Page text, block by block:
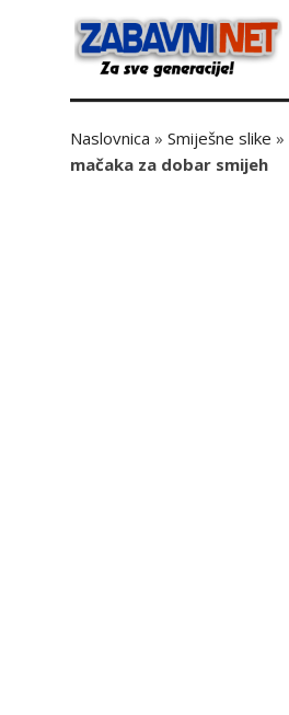
Naslovnica » Smiješne slike »
mačaka za dobar smijeh